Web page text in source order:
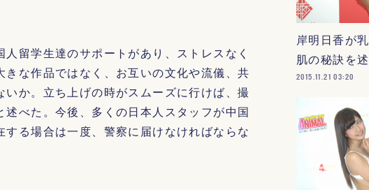
留学生達のサポートがあり、ストレスなく
な作品ではなく、お互いの文化や流儀、共
か。立ち上げの時がスムーズに行けば、撮
べた。今後、多くの日本人スタッフが中国
る場合は一度、警察に届けなければならな
岸明日香が
肌の秘訣を
2015.11.21 03:20